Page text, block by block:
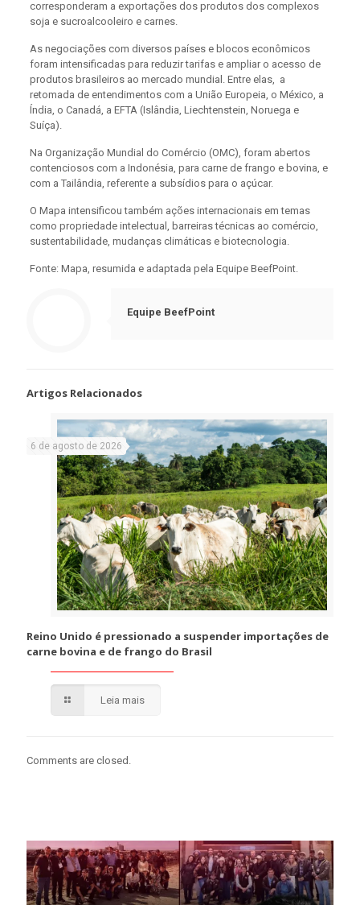
corresponderam a exportações dos produtos dos complexos
soja e sucroalcooleiro e carnes.
As negociações com diversos países e blocos econômicos
foram intensificadas para reduzir tarifas e ampliar o acesso de
produtos brasileiros ao mercado mundial. Entre elas, a
retomada de entendimentos com a União Europeia, o México, a
Índia, o Canadá, a EFTA (Islândia, Liechtenstein, Noruega e
Suíça).
Na Organização Mundial do Comércio (OMC), foram abertos
contenciosos com a Indonésia, para carne de frango e bovina, e
com a Tailândia, referente a subsídios para o açúcar.
O Mapa intensificou também ações internacionais em temas
como propriedade intelectual, barreiras técnicas ao comércio,
sustentabilidade, mudanças climáticas e biotecnologia.
Fonte: Mapa, resumida e adaptada pela Equipe BeefPoint.
Equipe BeefPoint
Artigos Relacionados
6 de agosto de 2026
Reino Unido é pressionado a suspender importações de
carne bovina e de frango do Brasil
Leia mais
Comments are closed.